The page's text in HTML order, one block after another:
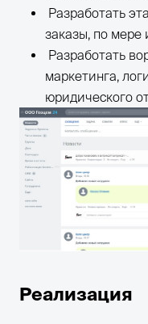
Разработать
заказы, по мере
Разработать
маркетинга,
юридического
Реализация